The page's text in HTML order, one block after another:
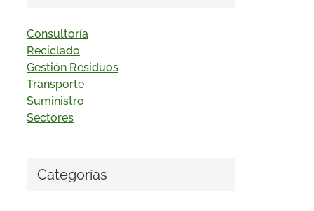
Consultoría
Reciclado
Gestión Residuos
Transporte
Suministro
Sectores
Categorías